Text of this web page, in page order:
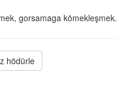
gorsamaga kömekleşmek.
hödürle